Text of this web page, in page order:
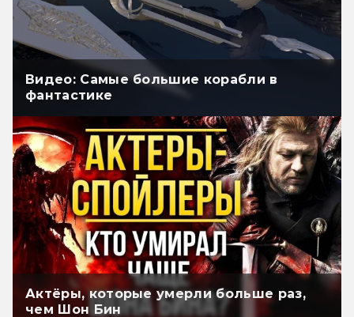
Видео: Самые большие корабли в
фантастике
Актёры, которые умерли больше раз,
чем Шон Бин